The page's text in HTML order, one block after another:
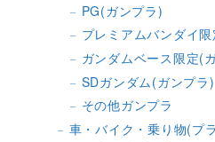
PG(ガンプラ)
プレミアムバンダイ
ガンダムベース限定(
SDガンダム(ガンプラ)
その他ガンプラ
車・バイク・乗り物(プ